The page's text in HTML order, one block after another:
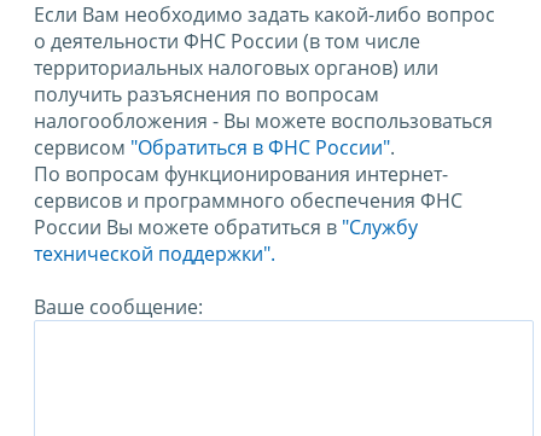
Если Вам необходимо задать какой-либо вопрос
о деятельности ФНС России (в том числе
территориальных налоговых органов) или
получить разъяснения по вопросам
налогообложения - Вы можете воспользоваться
сервисом "Обратиться в ФНС России".
По вопросам функционирования интернет-
сервисов и программного обеспечения ФНС
России Вы можете обратиться в "Службу
технической поддержки".
Ваше сообщение: